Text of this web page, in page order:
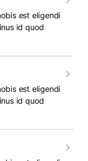
est eligendi
id quod
est eligendi
id quod